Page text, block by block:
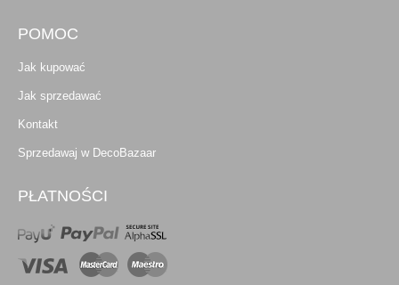
POMOC
Jak kupować
Jak sprzedawać
Kontakt
Sprzedawaj w DecoBazaar
PŁATNOŚCI